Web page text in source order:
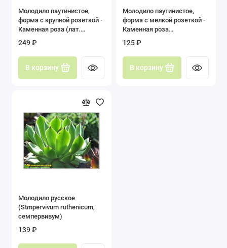
Молодило паутинистое,
форма с крупной розеткой -
Каменная роза (лат.
семпервивум арахноидеум)
249 ₽
В корзину
Молодило паутинистое,
форма с мелкой розеткой -
Каменная роза
arachnoideum, семпервивум
арахноидеум)
125 ₽
В корзину
Молодило русское
(Stmpervivum ruthenicum,
семпервивум)
139 ₽